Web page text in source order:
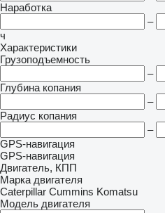
Наработка
–
ч
Характеристики
Грузоподъемность
–
Глубина копания
–
Радиус копания
–
GPS-навигация
GPS-навигация
Двигатель, КПП
Марка двигателя
Caterpillar Cummins Komatsu
Модель двигателя